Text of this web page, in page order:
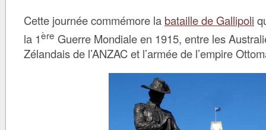
Cette journée commémore la bataille de Gallipoli
la 1ère Guerre Mondiale en 1915, entre les
Zélandais de l’ANZAC et l’armée de l’empire